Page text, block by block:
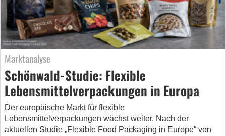
Marktanalyse
Schönwald-Studie: Flexible
Lebensmittelverpackungen in Europa
Der europäische Markt für flexible
Lebensmittelverpackungen wächst weiter. Nach der
aktuellen Studie „Flexible Food Packaging in Europe“ von